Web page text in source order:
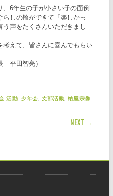
6年生の子が小さい子の面倒
らしの輪ができて「楽しかっ
う声をたくさんいただきまし
えて、皆さんに喜んでもらい
平田智亮）
活動 ,少年会 ,支部活動 ,粕屋宗像
NEXT →